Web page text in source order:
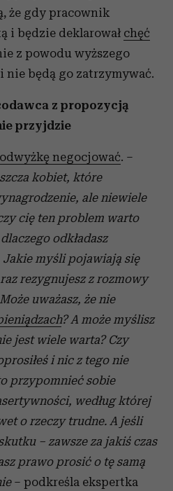
że gdy pracownik
i będzie deklarował chęć
z powodu wyższego
będą go zatrzymywać.
z propozycją
przyjdzie
negocjować. –
kobiet, które
ale niewiele
cię ten problem warto
odkładasz
Jakie myśli pojawiają się
rezygnujesz z rozmowy
uważasz, że nie
? A może myślisz
jest wiele warta? Czy
i nic z tego nie
przypomnieć sobie
według której
o rzeczy trudne. A jeśli
– zawsze za jakiś czas
prawo prosić o tę samą
– podkreśla ekspertka